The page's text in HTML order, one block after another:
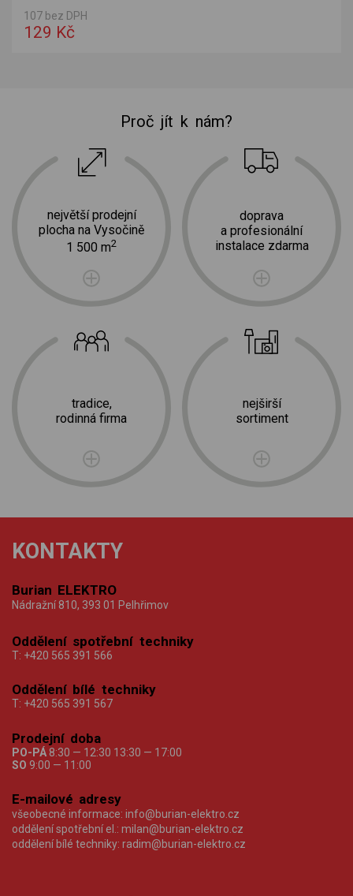
107 bez DPH
129 Kč
Proč jít k nám?
největší prodejní
plocha na Vysočině
1 500 m2
tradice,
rodinná firma
doprava
a profesionální
instalace zdarma
nejširší
sortiment
KONTAKTY
Burian ELEKTRO
Nádražní 810, 393 01 Pelhřimov
Oddělení spotřební techniky
T: +420 565 391 566
Oddělení bílé techniky
T: +420 565 391 567
Prodejní doba
PO-PÁ 8:30 — 12:30 13:30 — 17:00
SO 9:00 — 11:00
E-mailové adresy
všeobecné informace: info@burian-elektro.cz
oddělení spotřební el.: milan@burian-elektro.cz
oddělení bílé techniky: radim@burian-elektro.cz